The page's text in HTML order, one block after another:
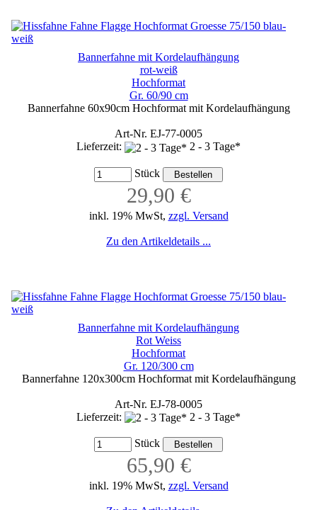
Bannerfahne mit Kordelaufhängung
rot-weiß
Hochformat
Gr. 60/90 cm
Bannerfahne 60x90cm Hochformat mit Kordelaufhängung
Art-Nr. EJ-77-0005
Lieferzeit:
2 - 3 Tage*
Stück
29,90 €
inkl. 19% MwSt, zzgl. Versand
Zu den Artikeldetails ...
Bannerfahne mit Kordelaufhängung
Rot Weiss
Hochformat
Gr. 120/300 cm
Bannerfahne 120x300cm Hochformat mit Kordelaufhängung
Art-Nr. EJ-78-0005
Lieferzeit:
2 - 3 Tage*
Stück
65,90 €
inkl. 19% MwSt, zzgl. Versand